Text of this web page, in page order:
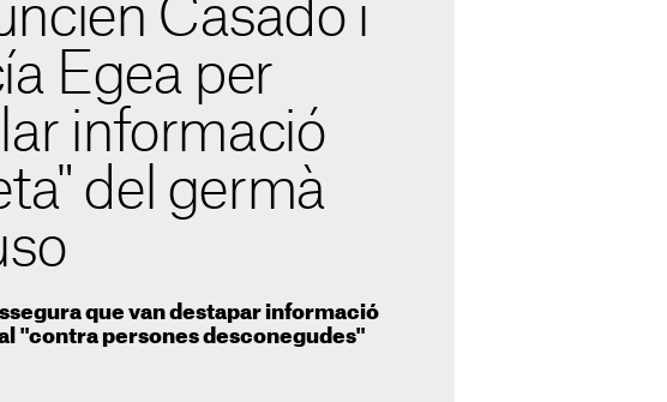
Casado i
Egea per
informació
del germà
que van destapar informació
"contra persones desconegudes"